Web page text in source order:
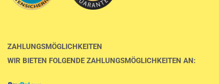
ZAHLUNGSMÖGLICHKEITEN
WIR BIETEN FOLGENDE ZAHLUNGSMÖGLICHKEITEN AN: